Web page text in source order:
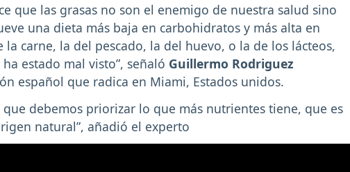
que las grasas no son el enemigo de nuestra salud sino
una dieta más baja en carbohidratos y más alta en
la carne, la del pescado, la del huevo, o la de los lácteos,
estado mal visto”, señaló Guillermo Rodriguez
español que radica en Miami, Estados unidos.
debemos priorizar lo que más nutrientes tiene, que es
natural”, añadió el experto